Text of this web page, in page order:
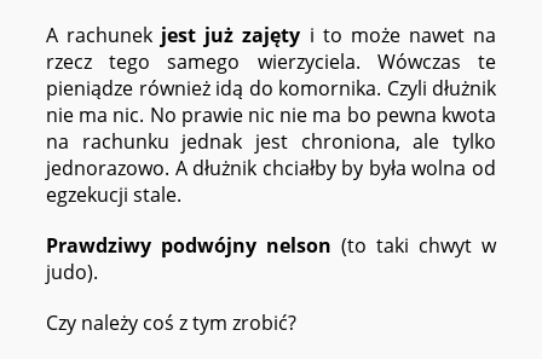
A rachunek jest już zajęty i to może nawet na
rzecz tego samego wierzyciela. Wówczas te
pieniądze również idą do komornika. Czyli dłużnik
nie ma nic. No prawie nic nie ma bo pewna kwota
na rachunku jednak jest chroniona, ale tylko
jednorazowo. A dłużnik chciałby by była wolna od
egzekucji stale.
Prawdziwy podwójny nelson (to taki chwyt w
judo).
Czy należy coś z tym zrobić?